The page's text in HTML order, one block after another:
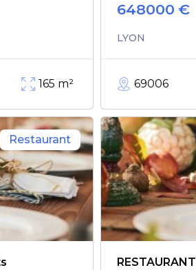
165 m²
648000 €
LYON
69006
Restaurant
RESTAURANT